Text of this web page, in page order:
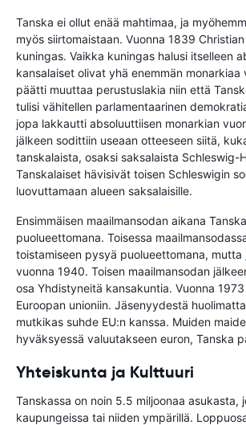
Tanska ei ollut enää mahtimaa, ja
myös siirtomaistaan. Vuonna 1839
kuningas. Vaikka kuningas halusi itselleen
kansalaiset olivat yhä enemmän monarkiaa
päätti muuttaa perustuslakia niin että
tulisi vähitellen parlamentaarinen
jopa lakkautti absoluuttiisen monarkian
jälkeen sodittiin useaan otteeseen siitä,
tanskalaista, osaksi saksalaista Schleswig-
Tanskalaiset hävisivät toisen Schleswigin
luovuttamaan alueen saksalaisille.
Ensimmäisen maailmansodan aikana
puolueettomana. Toisessa
toistamiseen pysyä puolueettomana, mutta
vuonna 1940. Toisen maailmansodan
osa Yhdistyneitä kansakuntia. Vuonna
Euroopan unioniin. Jäsenyydestä
mutkikas suhde EU:n kanssa. Muiden
hyväksyessä valuutakseen euron, Tanska
Yhteiskunta ja Kulttuuri
Tanskassa on noin 5.5 miljoonaa asukasta,
kaupungeissa tai niiden ympärillä.